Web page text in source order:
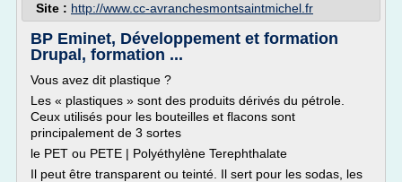
Site : http://www.cc-avranchesmontsaintmichel.fr
BP Eminet, Développement et formation
Drupal, formation ...
Vous avez dit plastique ?
Les « plastiques » sont des produits dérivés du pétrole.
Ceux utilisés pour les bouteilles et flacons sont
principalement de 3 sortes
le PET ou PETE | Polyéthylène Terephthalate
Il peut être transparent ou teinté. Il sert pour les sodas, les